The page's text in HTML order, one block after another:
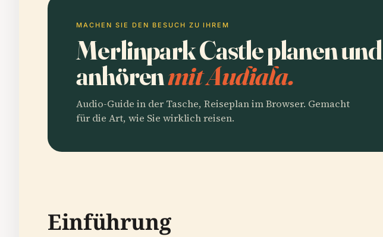
MACHEN SIE DEN BESUCH ZU IHREM
Merlinpark Castle planen und
anhörenmit Audiala.
Audio-Guide in der Tasche, Reiseplan im Browser. Gemacht
für die Art, wie Sie wirklich reisen.
Einführung